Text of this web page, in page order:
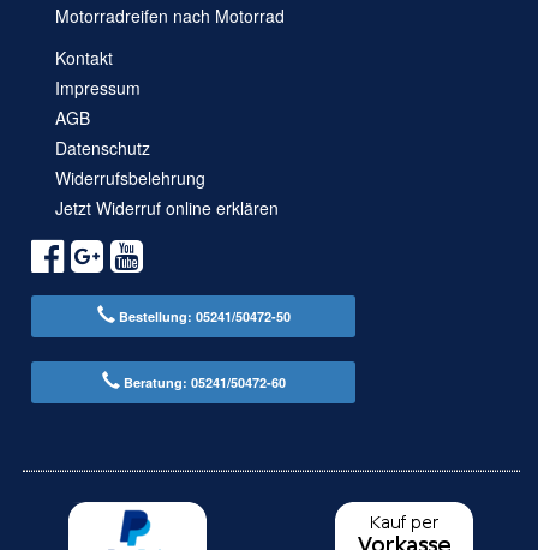
Motorradreifen nach Motorrad
Kontakt
Impressum
AGB
Datenschutz
Widerrufsbelehrung
Jetzt Widerruf online erklären
Bestellung: 05241/50472-50
Beratung: 05241/50472-60